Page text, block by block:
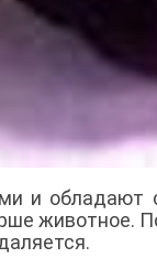
и обладают
животное.